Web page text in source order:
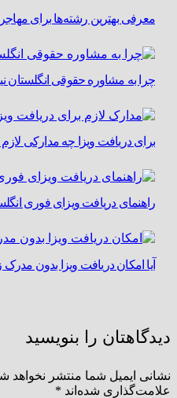
معرفی بهترین رشته‌ها برای
چرا به مشاوره حقوقی انگلستان
برای دریافت ویزا چه مدارکی
راهنمای دریافت ویزای فوری
آیا امکان دریافت ویزا بدون مدرک
دیدگاهتان را بنویسید
نشانی ایمیل شما منتشر نخواهد
علامت‌گذاری شده‌اند *